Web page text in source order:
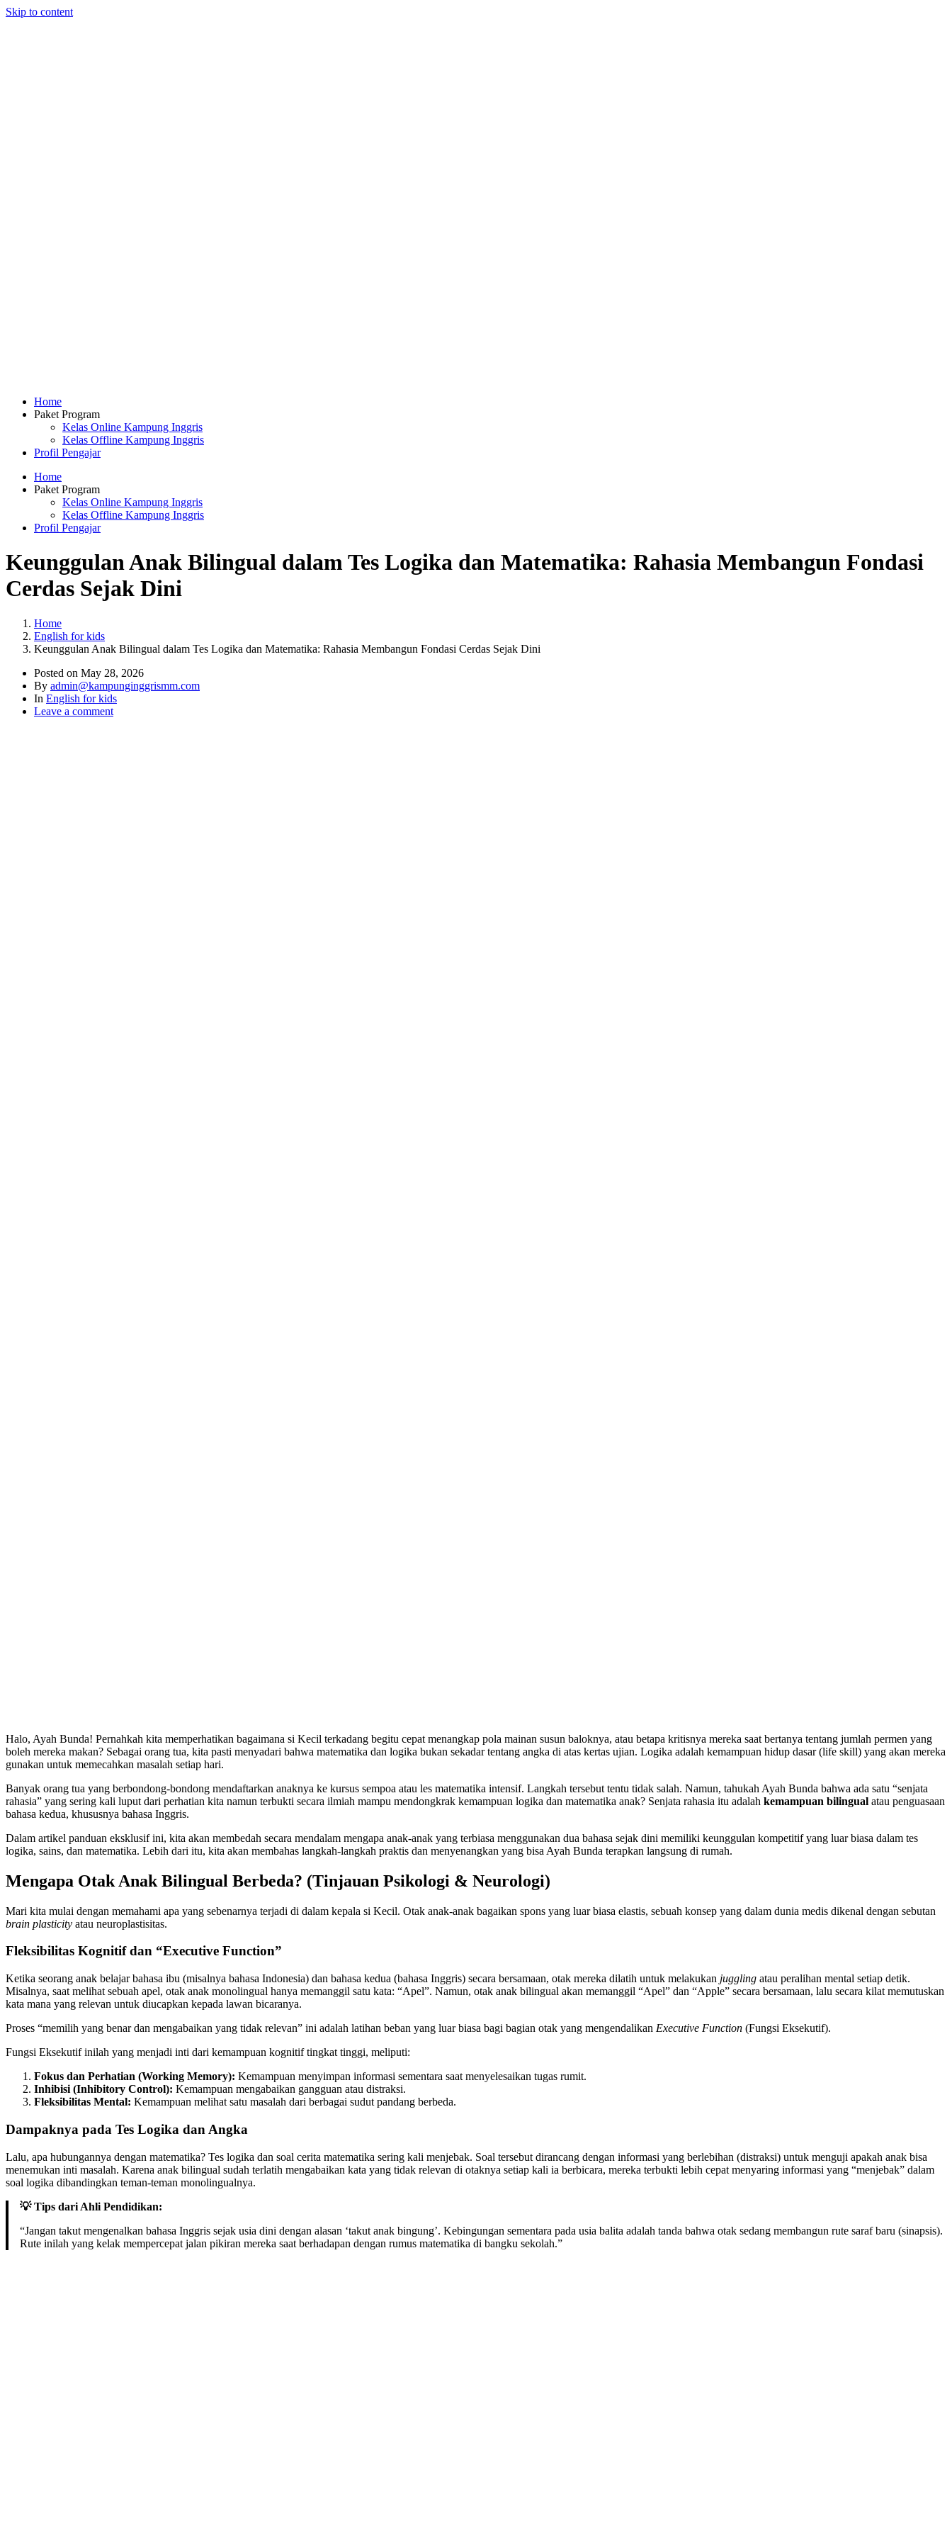
Skip to content
Home
Paket Program
Kelas Online Kampung Inggris
Kelas Offline Kampung Inggris
Profil Pengajar
Home
Paket Program
Kelas Online Kampung Inggris
Kelas Offline Kampung Inggris
Profil Pengajar
Keunggulan Anak Bilingual dalam Tes Logika dan Matematika: Rahasia Membangun Fondasi
Cerdas Sejak Dini
Home
English for kids
Keunggulan Anak Bilingual dalam Tes Logika dan Matematika: Rahasia Membangun Fondasi Cerdas Sejak Dini
Posted on May 28, 2026
By admin@kampunginggrismm.com
In English for kids
Leave a comment
Halo, Ayah Bunda! Pernahkah kita memperhatikan bagaimana si Kecil terkadang begitu cepat menangkap pola mainan susun baloknya, atau betapa kritisnya mereka saat bertanya tentang jumlah permen yang
boleh mereka makan? Sebagai orang tua, kita pasti menyadari bahwa matematika dan logika bukan sekadar tentang angka di atas kertas ujian. Logika adalah kemampuan hidup dasar (life skill) yang akan mereka
gunakan untuk memecahkan masalah setiap hari.
Banyak orang tua yang berbondong-bondong mendaftarkan anaknya ke kursus sempoa atau les matematika intensif. Langkah tersebut tentu tidak salah. Namun, tahukah Ayah Bunda bahwa ada satu “senjata
rahasia” yang sering kali luput dari perhatian kita namun terbukti secara ilmiah mampu mendongkrak kemampuan logika dan matematika anak? Senjata rahasia itu adalah kemampuan bilingual atau penguasaan
bahasa kedua, khususnya bahasa Inggris.
Dalam artikel panduan eksklusif ini, kita akan membedah secara mendalam mengapa anak-anak yang terbiasa menggunakan dua bahasa sejak dini memiliki keunggulan kompetitif yang luar biasa dalam tes
logika, sains, dan matematika. Lebih dari itu, kita akan membahas langkah-langkah praktis dan menyenangkan yang bisa Ayah Bunda terapkan langsung di rumah.
Mengapa Otak Anak Bilingual Berbeda? (Tinjauan Psikologi & Neurologi)
Mari kita mulai dengan memahami apa yang sebenarnya terjadi di dalam kepala si Kecil. Otak anak-anak bagaikan spons yang luar biasa elastis, sebuah konsep yang dalam dunia medis dikenal dengan sebutan
brain plasticity atau neuroplastisitas.
Fleksibilitas Kognitif dan “Executive Function”
Ketika seorang anak belajar bahasa ibu (misalnya bahasa Indonesia) dan bahasa kedua (bahasa Inggris) secara bersamaan, otak mereka dilatih untuk melakukan juggling atau peralihan mental setiap detik.
Misalnya, saat melihat sebuah apel, otak anak monolingual hanya memanggil satu kata: “Apel”. Namun, otak anak bilingual akan memanggil “Apel” dan “Apple” secara bersamaan, lalu secara kilat memutuskan
kata mana yang relevan untuk diucapkan kepada lawan bicaranya.
Proses “memilih yang benar dan mengabaikan yang tidak relevan” ini adalah latihan beban yang luar biasa bagi bagian otak yang mengendalikan Executive Function (Fungsi Eksekutif).
Fungsi Eksekutif inilah yang menjadi inti dari kemampuan kognitif tingkat tinggi, meliputi:
Fokus dan Perhatian (Working Memory): Kemampuan menyimpan informasi sementara saat menyelesaikan tugas rumit.
Inhibisi (Inhibitory Control): Kemampuan mengabaikan gangguan atau distraksi.
Fleksibilitas Mental: Kemampuan melihat satu masalah dari berbagai sudut pandang berbeda.
Dampaknya pada Tes Logika dan Angka
Lalu, apa hubungannya dengan matematika? Tes logika dan soal cerita matematika sering kali menjebak. Soal tersebut dirancang dengan informasi yang berlebihan (distraksi) untuk menguji apakah anak bisa
menemukan inti masalah. Karena anak bilingual sudah terlatih mengabaikan kata yang tidak relevan di otaknya setiap kali ia berbicara, mereka terbukti lebih cepat menyaring informasi yang “menjebak” dalam
soal logika dibandingkan teman-teman monolingualnya.
💡 Tips dari Ahli Pendidikan:
“Jangan takut mengenalkan bahasa Inggris sejak usia dini dengan alasan ‘takut anak bingung’. Kebingungan sementara pada usia balita adalah tanda bahwa otak sedang membangun rute saraf baru (sinapsis).
Rute inilah yang kelak mempercepat jalan pikiran mereka saat berhadapan dengan rumus matematika di bangku sekolah.”